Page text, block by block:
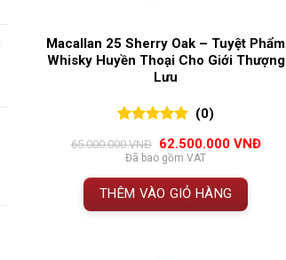
Macallan 25 Sherry Oak – Tuyệt Phẩm
Whisky Huyền Thoại Cho Giới Thượng
Lưu
đánh giá
(0)
65.000.000VNĐ
Giá
gốc
là:
65.000.000 VNĐ.
62.500.000 VNĐGiá
Đã bao gồm VAT
THÊM VÀO GIỎ HÀNG